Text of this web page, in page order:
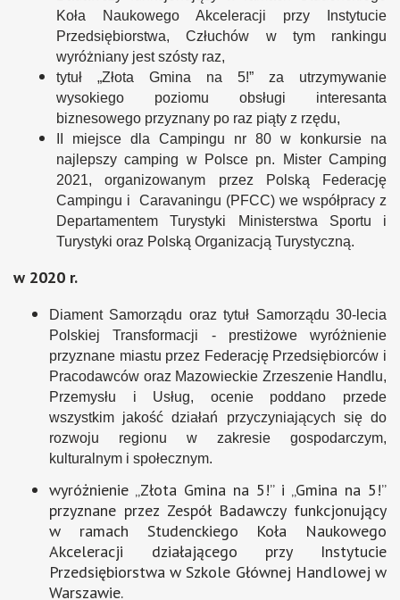
Koła Naukowego Akceleracji przy Instytucie
Przedsiębiorstwa, Człuchów w tym rankingu
wyróżniany jest szósty raz,
tytuł „Złota Gmina na 5!” za utrzymywanie
wysokiego poziomu obsługi interesanta
biznesowego przyznany po raz piąty z rzędu,
II miejsce dla Campingu nr 80 w konkursie na
najlepszy camping w Polsce pn. Mister Camping
2021, organizowanym przez Polską Federację
Campingu i Caravaningu (PFCC) we współpracy z
Departamentem Turystyki Ministerstwa Sportu i
Turystyki oraz Polską Organizacją Turystyczną.
w 2020 r.
Diament Samorządu oraz tytuł Samorządu 30-lecia
Polskiej Transformacji - prestiżowe wyróżnienie
przyznane miastu przez Federację Przedsiębiorców i
Pracodawców oraz Mazowieckie Zrzeszenie Handlu,
Przemysłu i Usług, ocenie poddano przede
wszystkim jakość działań przyczyniających się do
rozwoju regionu w zakresie gospodarczym,
kulturalnym i społecznym.
wyróżnienie „Złota Gmina na 5!” i „Gmina na 5!”
przyznane przez Zespół Badawczy funkcjonujący
w ramach Studenckiego Koła Naukowego
Akceleracji działającego przy Instytucie
Przedsiębiorstwa w Szkole Głównej Handlowej w
Warszawie.